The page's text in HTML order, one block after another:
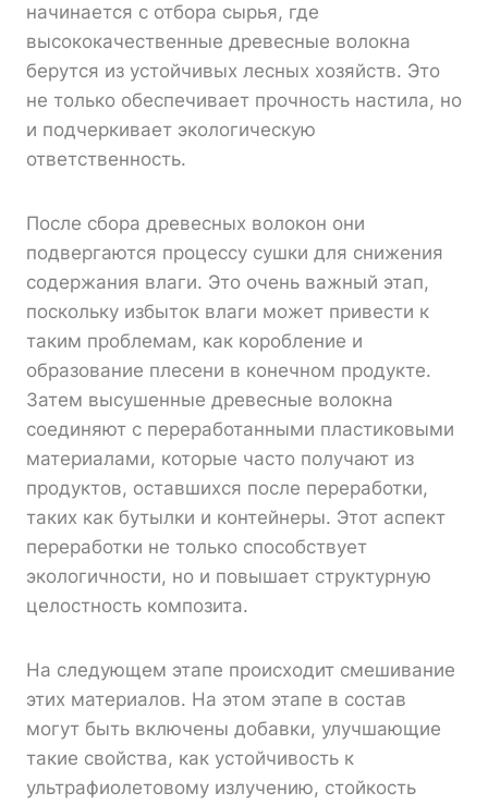
начинается с отбора сырья, где
высококачественные древесные волокна
берутся из устойчивых лесных хозяйств. Это
не только обеспечивает прочность настила, но
и подчеркивает экологическую
ответственность.
После сбора древесных волокон они
подвергаются процессу сушки для снижения
содержания влаги. Это очень важный этап,
поскольку избыток влаги может привести к
таким проблемам, как коробление и
образование плесени в конечном продукте.
Затем высушенные древесные волокна
соединяют с переработанными пластиковыми
материалами, которые часто получают из
продуктов, оставшихся после переработки,
таких как бутылки и контейнеры. Этот аспект
переработки не только способствует
экологичности, но и повышает структурную
целостность композита.
На следующем этапе происходит смешивание
этих материалов. На этом этапе в состав
могут быть включены добавки, улучшающие
такие свойства, как устойчивость к
ультрафиолетовому излучению, стойкость